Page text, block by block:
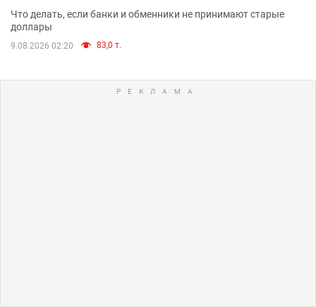
Что делать, если банки и обменники не принимают старые
доллары
9.08.2026 02:20 83,0 т.